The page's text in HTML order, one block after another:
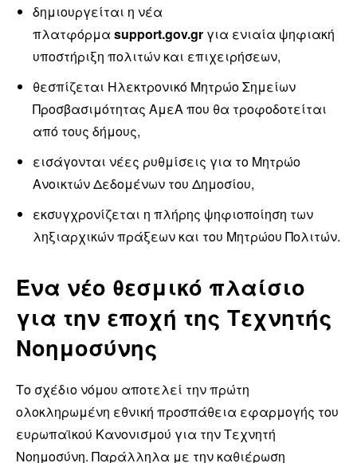
δημιουργείται η νέα
πλατφόρμα support.gov.gr για ενιαία ψηφιακή
υποστήριξη πολιτών και επιχειρήσεων,
θεσπίζεται Ηλεκτρονικό Μητρώο Σημείων
Προσβασιμότητας ΑμεΑ που θα τροφοδοτείται
από τους δήμους,
εισάγονται νέες ρυθμίσεις για το Μητρώο
Ανοικτών Δεδομένων του Δημοσίου,
εκσυγχρονίζεται η πλήρης ψηφιοποίηση των
ληξιαρχικών πράξεων και του Μητρώου Πολιτών.
Ένα νέο θεσμικό πλαίσιο
για την εποχή της Τεχνητής
Νοημοσύνης
Το σχέδιο νόμου αποτελεί την πρώτη
ολοκληρωμένη εθνική προσπάθεια εφαρμογής του
ευρωπαϊκού Κανονισμού για την Τεχνητή
Νοημοσύνη. Παράλληλα με την καθιέρωση